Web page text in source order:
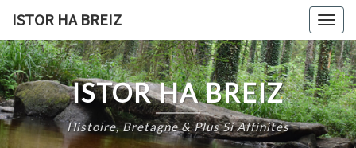
content
ISTOR HA BREIZ
ISTOR HA BREIZ
Histoire, Bretagne & Plus Si Affinités